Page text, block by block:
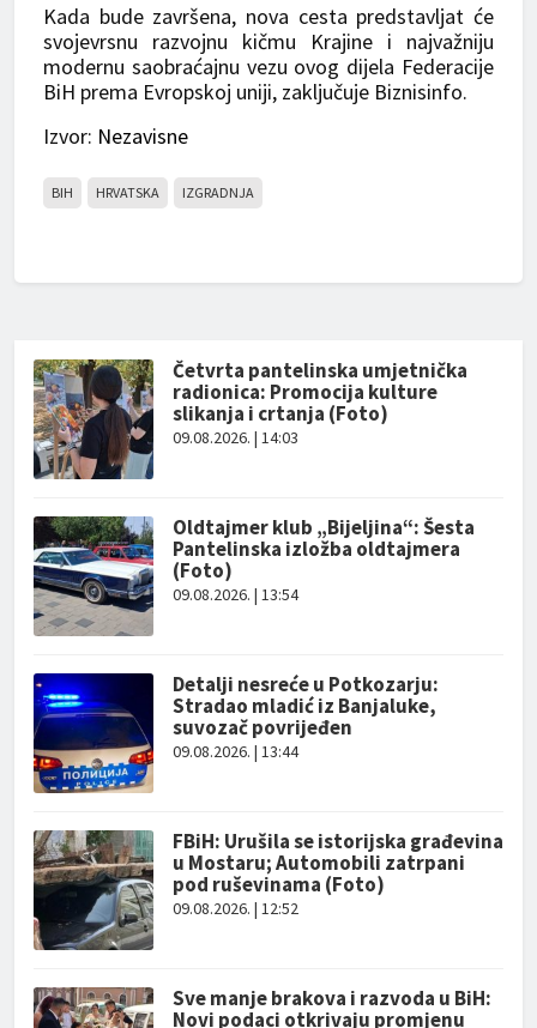
Kada bude završena, nova cesta predstavljat će
svojevrsnu razvojnu kičmu Krajine i najvažniju
modernu saobraćajnu vezu ovog dijela Federacije
BiH prema Evropskoj uniji, zaključuje Biznisinfo.
Izvor: Nezavisne
BIH HRVATSKA IZGRADNJA
Četvrta pantelinska umjetnička
radionica: Promocija kulture
slikanja i crtanja (Foto)
09.08.2026. | 14:03
Oldtajmer klub „Bijeljina“: Šesta
Pantelinska izložba oldtajmera
(Foto)
09.08.2026. | 13:54
Detalji nesreće u Potkozarju:
Stradao mladić iz Banjaluke,
suvozač povrijeđen
09.08.2026. | 13:44
FBiH: Urušila se istorijska građevina
u Mostaru; Automobili zatrpani
pod ruševinama (Foto)
09.08.2026. | 12:52
Sve manje brakova i razvoda u BiH:
Novi podaci otkrivaju promjenu